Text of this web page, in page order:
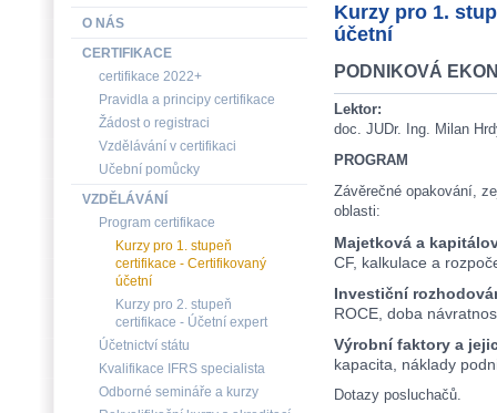
Kurzy pro 1.
účetní
PODNIKOVÁ
Lektor:
doc. JUDr. Ing. Milan
PROGRAM
Závěrečné opakování,
oblasti:
Majetková a
CF, kalkulace a
Investiční
ROCE, doba
Výrobní faktory a
kapacita, náklady
Dotazy posluchačů.
O NÁS
CERTIFIKACE
certifikace 2022+
Pravidla a principy certifikace
Žádost o registraci
Vzdělávání v certifikaci
Učební pomůcky
VZDĚLÁVÁNÍ
Program certifikace
Kurzy pro 1. stupeň
certifikace - Certifikovaný
účetní
Kurzy pro 2. stupeň
certifikace - Účetní expert
Účetnictví státu
Kvalifikace IFRS specialista
Odborné semináře a kurzy